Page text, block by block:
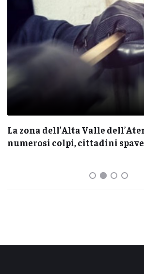
La zona dell’Alta Valle
numerosi colpi, cittadini